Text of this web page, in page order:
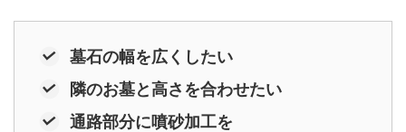
墓石の幅を広くしたい
隣のお墓と高さを合わせたい
通路部分に噴砂加工を